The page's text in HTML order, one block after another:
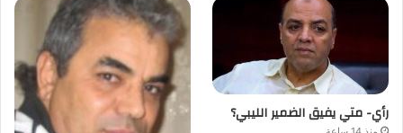
رأي- متي يفيق الضمير الليبي؟